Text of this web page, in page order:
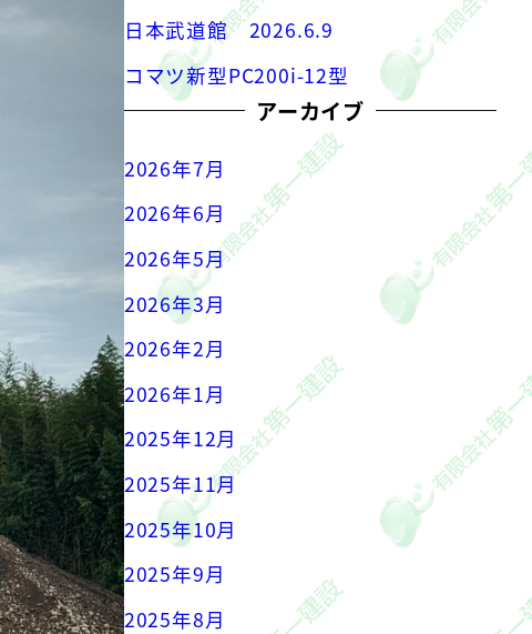
日本武道館 2026.6.9
コマツ新型PC200i-12型
アーカイブ
2026年7月
2026年6月
2026年5月
2026年3月
2026年2月
2026年1月
2025年12月
2025年11月
2025年10月
2025年9月
2025年8月